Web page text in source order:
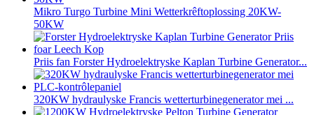
Mikro Turgo Turbine Mini Wetterkrêftoplossing 20KW-
50KW
Priis fan Forster Hydroelektryske Kaplan Turbine Generator...
320KW hydraulyske Francis wetterturbinegenerator mei ...